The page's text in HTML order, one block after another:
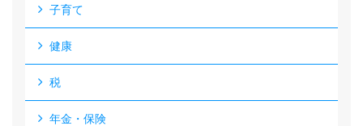
子育て
健康
税
年金・保険